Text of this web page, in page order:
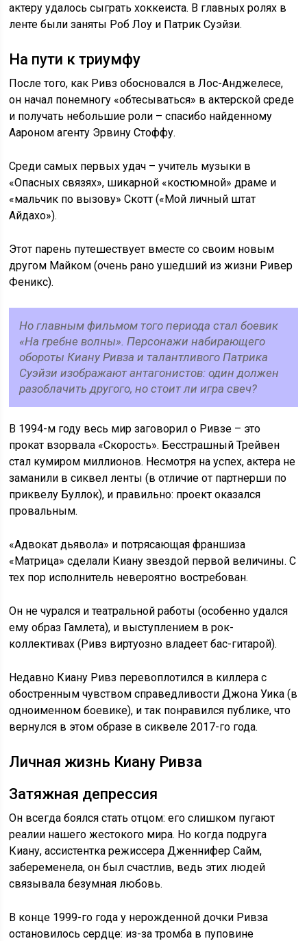
актеру удалось сыграть хоккеиста. В главных ролях в
ленте были заняты Роб Лоу и Патрик Суэйзи.
На пути к триумфу
После того, как Ривз обосновался в Лос-Анджелесе,
он начал понемногу «обтесываться» в актерской среде
и получать небольшие роли – спасибо найденному
Аароном агенту Эрвину Стоффу.
Среди самых первых удач – учитель музыки в
«Опасных связях», шикарной «костюмной» драме и
«мальчик по вызову» Скотт («Мой личный штат
Айдахо»).
Этот парень путешествует вместе со своим новым
другом Майком (очень рано ушедший из жизни Ривер
Феникс).
Но главным фильмом того периода стал боевик
«На гребне волны». Персонажи набирающего
обороты Киану Ривза и талантливого Патрика
Суэйзи изображают антагонистов: один должен
разоблачить другого, но стоит ли игра свеч?
В 1994-м году весь мир заговорил о Ривзе – это
прокат взорвала «Скорость». Бесстрашный Трейвен
стал кумиром миллионов. Несмотря на успех, актера не
заманили в сиквел ленты (в отличие от партнерши по
приквелу Буллок), и правильно: проект оказался
провальным.
«Адвокат дьявола» и потрясающая франшиза
«Матрица» сделали Киану звездой первой величины. С
тех пор исполнитель невероятно востребован.
Он не чурался и театральной работы (особенно удался
ему образ Гамлета), и выступлением в рок-
коллективах (Ривз виртуозно владеет бас-гитарой).
Недавно Киану Ривз перевоплотился в киллера с
обостренным чувством справедливости Джона Уика (в
одноименном боевике), и так понравился публике, что
вернулся в этом образе в сиквеле 2017-го года.
Личная жизнь Киану Ривза
Затяжная депрессия
Он всегда боялся стать отцом: его слишком пугают
реалии нашего жестокого мира. Но когда подруга
Киану, ассистентка режиссера Дженнифер Сайм,
забеременела, он был счастлив, ведь этих людей
связывала безумная любовь.
В конце 1999-го года у нерожденной дочки Ривза
остановилось сердце: из-за тромба в пуповине